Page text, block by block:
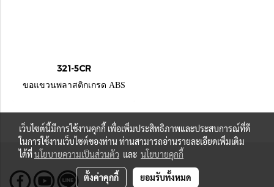
321-5CR
ขอแขวนพลาสติกเกรด ABS
เว็บไซต์นี้มีการใช้งานคุกกี้ เพื่อเพิ่มประสิทธิภาพและประสบการณ์ที่ดี
ในการใช้งานเว็บไซต์ของท่าน ท่านสามารถอ่านรายละเอียดเพิ่มเติม
ได้ที่นโยบายความเป็นส่วนตัว และ นโยบายคุกกี้
ตั้งค่าคุกกี้ ยอมรับทั้งหมด